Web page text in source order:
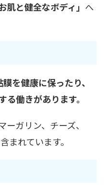
肌と健全なボディ」 へ
を健康に保ったり、
働きがあります。
ガリン、チーズ、
まれています。